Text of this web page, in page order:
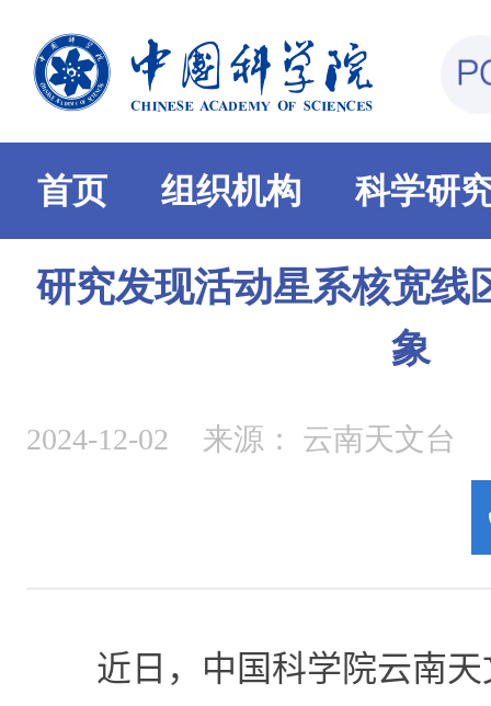
首页 组织机构 科学研
研究发现活动星系核宽线
象
2024-12-02 来源： 云南天文台
近日，中国科学院云南